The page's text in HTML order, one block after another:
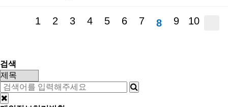
1 2 3 4 5 6 7 8 9 10
검색